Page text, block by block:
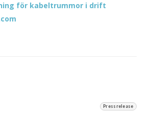
för kabeltrummor i drift
Pressrelease